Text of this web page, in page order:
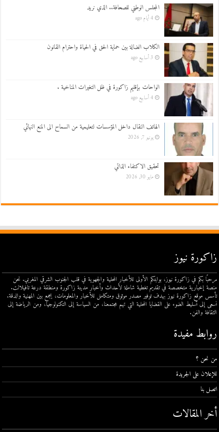
المجلس الوطني للصحافة.. الذي نريد
4 أيام ago
الكلاب الضالة بين حماية الحق في الحياة واحترام القانون
3 أسابيع ago
الواحات بإقليم زاكورة في ظل التغيرات المناخية .
4 أسابيع ago
الهاتف النقال داخل المؤسسات لتعليمية من السماح الى المنع النهائي
يونيو 7, 2026
تحقيق الاكتفاء الذاتي
مايو 30, 2026
زاكورة نيوز
مرحبًا بكم في زاكورة نيوز، بوابتكم الأولى للأخبار المحلية والجهوية في قلب الجنوب الشرقي المغربي. نحن
منصة إخبارية متخصصة في تقديم تغطية شاملة لأحداث وأخبار مدينة زاكورة ومنطقة درعة تافيلالت.
تأسس موقع زاكورة نيوز بهدف توفير مصدر موثوق ومتكامل للأخبار والمعلومات، يجمع بين المهنية والدقة.
نسعى إلى تسليط الضوء على القضايا المحلية التي تهم مجتمعنا، من السياسة إلى التكنولوجيا، ومن الرياضة إلى
الثقافة والفن.
روابط مفيدة
من نحن ؟
للإعلان على الجريدة
اتصل بنا
أخر المقالات